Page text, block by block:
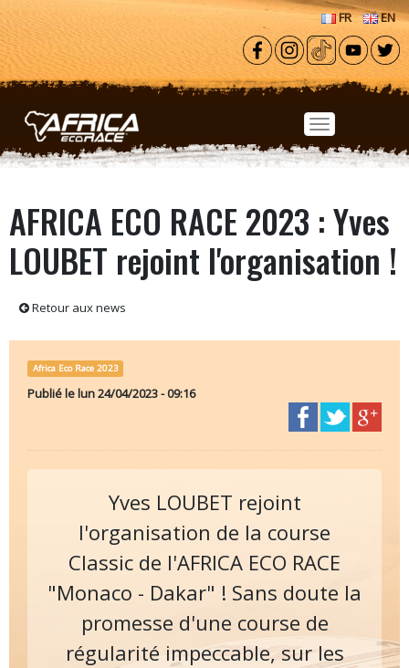
Aller au contenu principal
FR EN
AFRICA ECO RACE 2023 : Yves
LOUBET rejoint l'organisation !
Retour aux news
Africa Eco Race 2023
Publié lelun 24/04/2023 - 09:16
Yves LOUBET rejoint
l'organisation de la course
Classic de l'AFRICA ECO RACE
"Monaco - Dakar" ! Sans doute la
promesse d'une course de
régularité impeccable, sur les